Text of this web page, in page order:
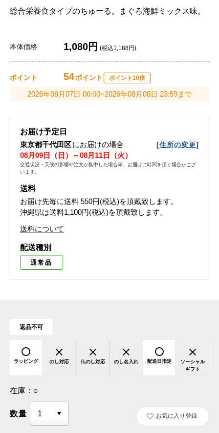
総合栄養食タイプのちゅーる。まぐろ海鮮ミックス味。
本体価格 1,080円 (税込1,188円)
ポイント 54ポイント ポイント10倍
2026年08月07日 00:00~2026年08月08日 23:59まで
お届け予定日
東京都千代田区にお届けの場合 [住所の変更]
08月09日（日）～08月11日（火）
交通状況・天候の影響や注文が集中した場合等、お届けに時間を頂く場合がござ
います。
送料
お届け先毎に送料 550円(税込)を頂戴致します。
沖縄県は送料1,100円(税込)を頂戴致します。
送料について
配送種別
通常品
返品不可
ラッピング のし対応 仏のし対応 のし名入れ 配送日指定
ソーシャル
ギフト
在庫： ○
数量 お気に入り登録